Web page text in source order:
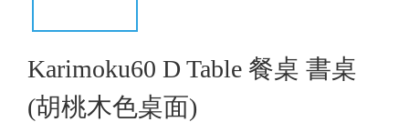
Karimoku60 D Table 餐桌 書桌
(胡桃木色桌面)